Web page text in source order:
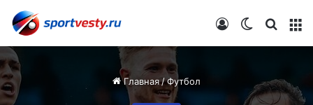
Switch skin
Войти
Главная/Футбол